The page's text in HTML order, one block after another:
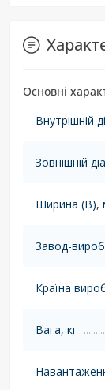
Основні
Внутрішній
Зовнішній
Ширина (B),
Завод-
Країна
Вага, кг